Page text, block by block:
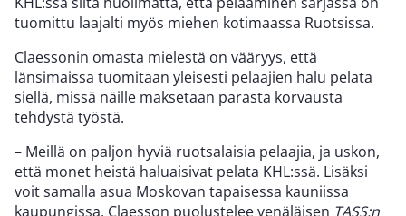
tuomittu laajalti myös miehen kotimaassa Ruotsissa.
Claessonin omasta mielestä on vääryys, että
länsimaissa tuomitaan yleisesti pelaajien halu pelata
siellä, missä näille maksetaan parasta korvausta
tehdystä työstä.
– Meillä on paljon hyviä ruotsalaisia pelaajia, ja uskon,
että monet heistä haluaisivat pelata KHL:ssä. Lisäksi
voit samalla asua Moskovan tapaisessa kauniissa
kaupungissa, Claesson puolustelee venäläisen TASS:n